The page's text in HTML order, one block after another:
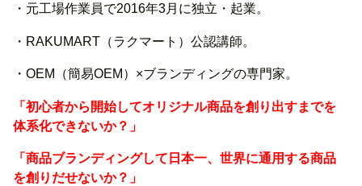
・元工場作業員で2016年3月に独立・起業。
・RAKUMART（ラクマート）公認講師。
・OEM（簡易OEM）×ブランディングの専門家。
「初心者から開始してオリジナル商品を創り出すまでを
体系化できないか？」
「商品ブランディングして日本一、世界に通用する商品
を創りだせないか？」